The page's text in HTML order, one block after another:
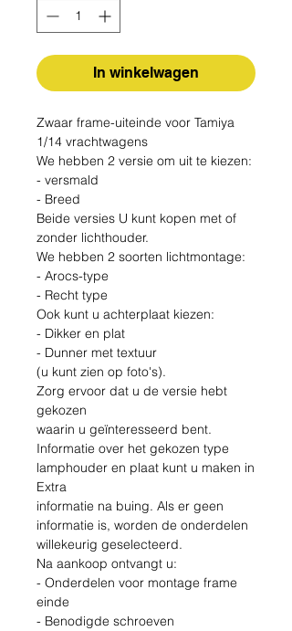
In winkelwagen
Zwaar frame-uiteinde voor Tamiya
1/14 vrachtwagens
We hebben 2 versie om uit te kiezen:
- versmald
- Breed
Beide versies U kunt kopen met of
zonder lichthouder.
We hebben 2 soorten lichtmontage:
- Arocs-type
- Recht type
Ook kunt u achterplaat kiezen:
- Dikker en plat
- Dunner met textuur
(u kunt zien op foto's).
Zorg ervoor dat u de versie hebt
gekozen
waarin u geïnteresseerd bent.
Informatie over het gekozen type
lamphouder en plaat kunt u maken in
Extra
informatie na buing. Als er geen
informatie is, worden de onderdelen
willekeurig geselecteerd.
Na aankoop ontvangt u:
- Onderdelen voor montage frame
einde
- Benodigde schroeven